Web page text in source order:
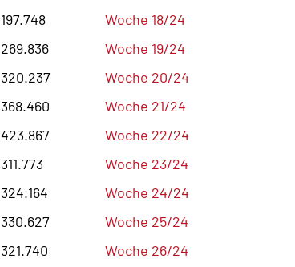
197.748
Woche 18/24
269.836
Woche 19/24
320.237
Woche 20/24
368.460
Woche 21/24
423.867
Woche 22/24
311.773
Woche 23/24
324.164
Woche 24/24
330.627
Woche 25/24
321.740
Woche 26/24